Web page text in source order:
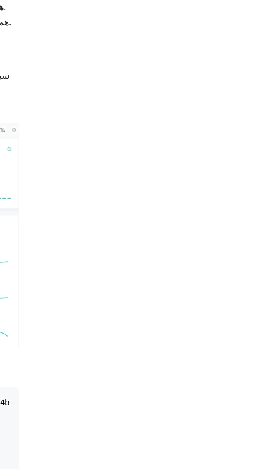
Apache APISIX هي بوابة واجهات برمجة تطبيقات شائعة توفر منصة قابلة للتطوير ومرنة لإدارة واجهات برمجة التطبيقات الخاصة بك.
هما حلول جدران حماية تطبيقات الويب التي توفر ميزات أمنية متقدمة ومجموعات قواعد قابلة للتخصيص.